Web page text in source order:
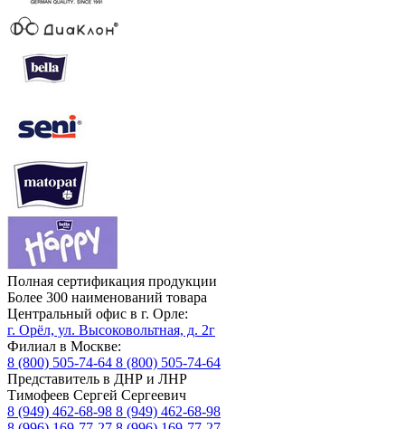
Полная сертификация продукции
Более 300 наименований товара
Центральный офис в г. Орле:
г. Орёл, ул. Высоковольтная, д. 2г
Филиал в Москве:
8 (800) 505-74-64 8 (800) 505-74-64
Представитель в ДНР и ЛНР
Тимофеев Сергей Сергеевич
8 (949) 462-68-98 8 (949) 462-68-98